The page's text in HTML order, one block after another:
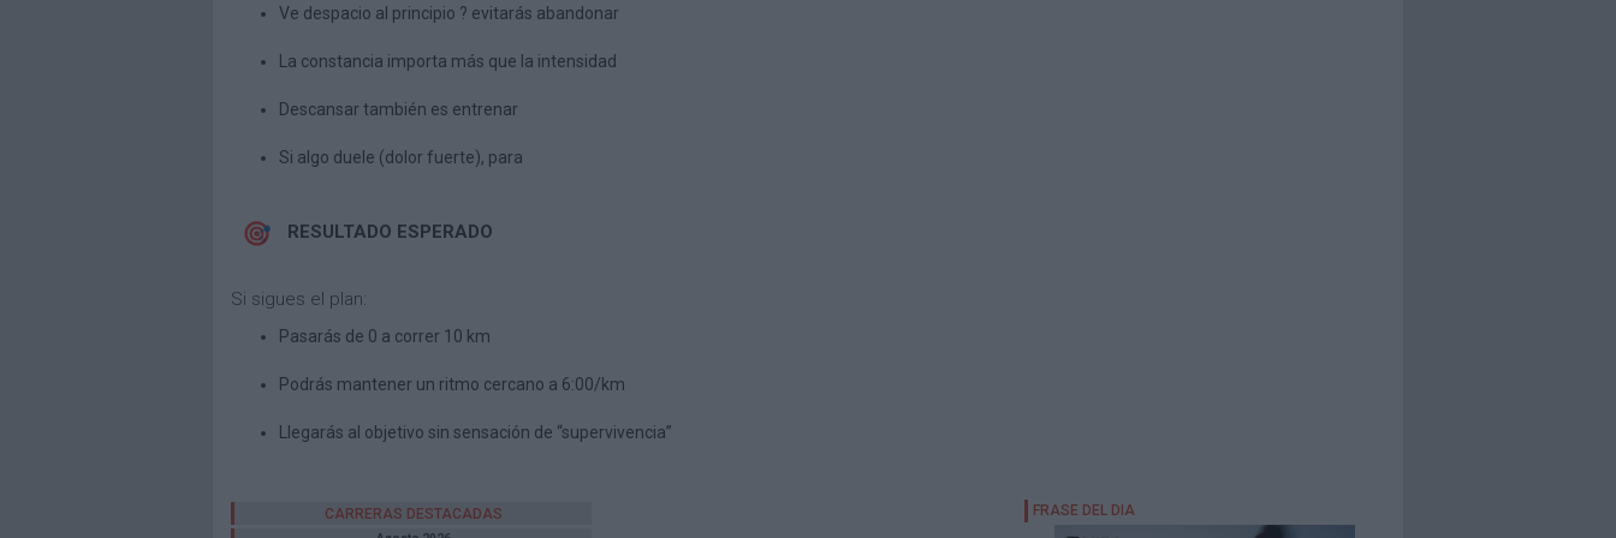
Ve despacio al principio ? evitarás abandonar
La constancia importa más que la intensidad
Descansar también es entrenar
Si algo duele (dolor fuerte), para
RESULTADO ESPERADO
Si sigues el plan:
Pasarás de 0 a correr 10 km
Podrás mantener un ritmo cercano a 6:00/km
Llegarás al objetivo sin sensación de “supervivencia”
CARRERAS DESTACADAS